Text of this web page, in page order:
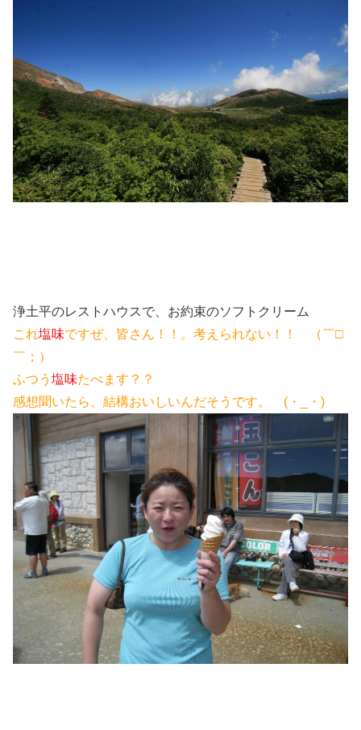
浄土平のレストハウスで、お約束のソフトクリーム
これ塩味ですぜ、皆さん！！。考えられない！！ （￣□
￣；）
ふつう 塩味たべます？？
感想聞いたら、結構おいしいんだそうです。 (・_・)